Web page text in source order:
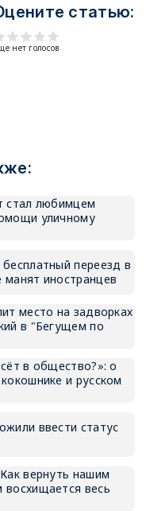
статью:
нет голосов
стал любимцем
уличному
переезд в
иностранцев
место на задворках
в "Бегущем по
в общество?»: о
и русском
ввести статус
вернуть нашим
весь